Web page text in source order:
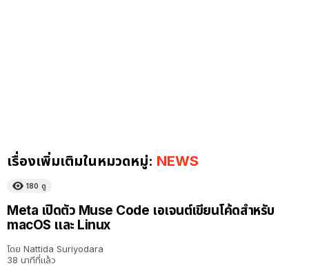
เรื่องเพิ่มเติมในหมวดหมู่: NEWS
180 ดู
Meta เปิดตัว Muse Code เอเจนต์เขียนโค้ดสำหรับ
macOS และ Linux
โดย Nattida Suriyodara
38 นาทีที่แล้ว